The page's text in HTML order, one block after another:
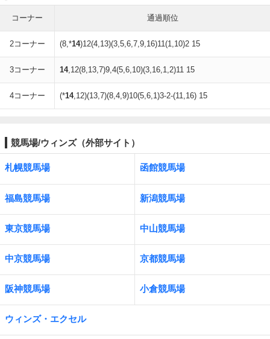
コーナー 通過順位
2コーナー (8,*14)12(4,13)(3,5,6,7,9,16)11(1,10)2 15
3コーナー 14,12(8,13,7)9,4(5,6,10)(3,16,1,2)11 15
4コーナー (*14,12)(13,7)(8,4,9)10(5,6,1)3-2-(11,16) 15
競馬場/ウィンズ（外部サイト）
札幌競馬場 函館競馬場
福島競馬場 新潟競馬場
東京競馬場 中山競馬場
中京競馬場 京都競馬場
阪神競馬場 小倉競馬場
ウィンズ・エクセル